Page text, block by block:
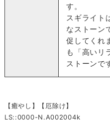
す。
スギライト
なストーン
促してくれ
も「高いリ
ストーンで
【癒やし】【厄除け】
LS::0000-N.A002004k